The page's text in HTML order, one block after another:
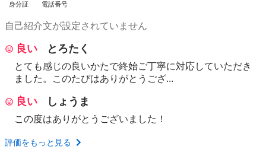
身分証 電話番号
自己紹介文が設定されていません
良い とろたく
とても感じの良いかたで終始ご丁寧に対応していただき
ました。このたびはありがとうござ...
良い しょうま
この度はありがとうございました！
評価をもっと見る